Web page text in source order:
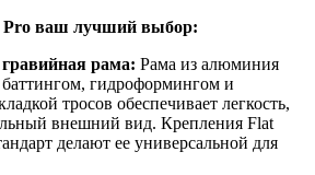
Pro ваш лучший выбор:
рама: Рама из алюминия
гидроформингом и
тросов обеспечивает легкость,
внешний вид. Крепления Flat
делают ее универсальной для